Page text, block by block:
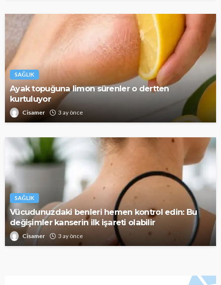
SAĞLIK
Ayak topuğuna limon sürenler o dertten
kurtuluyor
Cisamer 3 ay önce
SAĞLIK
Vücudunuzdaki benleri hemen kontrol edin: Bu
değişimler kanserin ilk işareti olabilir
Cisamer 3 ay önce